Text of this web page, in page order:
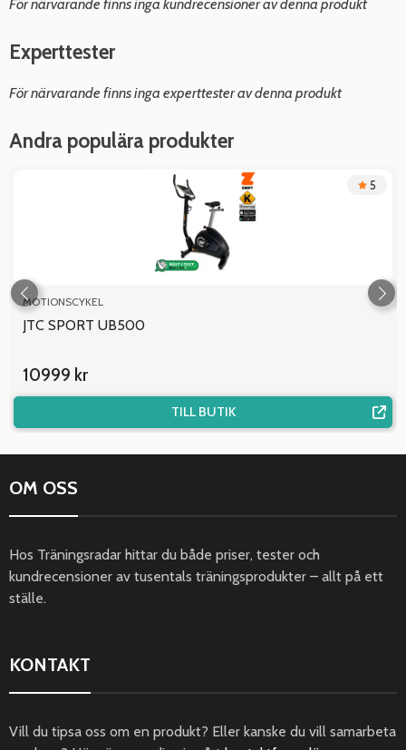
Experttester
För närvarande finns inga experttester av denna produkt
Andra populära produkter
5
MOTIONSCYKEL
JTC SPORT UB500
10999 kr
TILL BUTIK
OM OSS
Hos Träningsradar hittar du både priser, tester och
kundrecensioner av tusentals träningsprodukter – allt på ett
ställe.
KONTAKT
Vill du tipsa oss om en produkt? Eller kanske du vill samarbeta